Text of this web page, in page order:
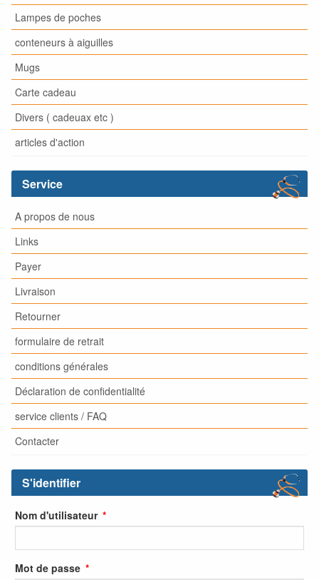
Lampes de poches
conteneurs à aiguilles
Mugs
Carte cadeau
Divers ( cadeuax etc )
articles d'action
Service
A propos de nous
Links
Payer
Livraison
Retourner
formulaire de retrait
conditions générales
Déclaration de confidentialité
service clients / FAQ
Contacter
S'identifier
Nom d'utilisateur
Mot de passe